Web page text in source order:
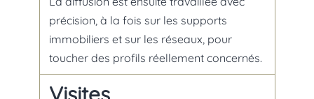
précision, à la fois sur les supports
immobiliers et sur les réseaux, pour
toucher des profils réellement concernés.